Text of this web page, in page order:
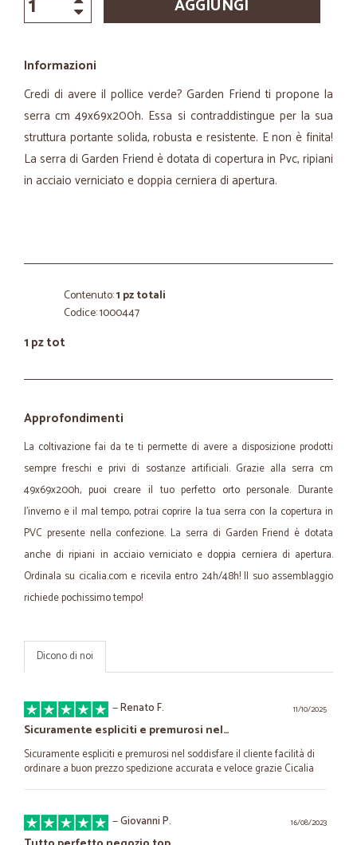
AGGIUNGI
Informazioni
Credi di avere il pollice verde? Garden Friend ti propone la
serra cm 49x69x200h. Essa si contraddistingue per la sua
struttura portante solida, robusta e resistente. E non è finita!
La serra di Garden Friend è dotata di copertura in Pvc, ripiani
in acciaio verniciato e doppia cerniera di apertura.
Contenuto:1 pz totali
Codice: 1000447
1 pz tot
Approfondimenti
La coltivazione fai da te ti permette di avere a disposizione prodotti
sempre freschi e privi di sostanze artificiali. Grazie alla serra cm
49x69x200h, puoi creare il tuo perfetto orto personale. Durante
l’inverno e il mal tempo, potrai coprire la tua serra con la copertura in
PVC presente nella confezione. La serra di Garden Friend è dotata
anche di ripiani in acciaio verniciato e doppia cerniera di apertura.
Ordinala su cicalia.com e ricevila entro 24h/48h! Il suo assemblaggio
richiede pochissimo tempo!
Dicono di noi
11/10/2025
—Renato F.
Sicuramente espliciti e premurosi nel…
Sicuramente espliciti e premurosi nel soddisfare il cliente facilità di
ordinare a buon prezzo spedizione accurata e veloce grazie Cicalia
16/08/2023
—Giovanni P.